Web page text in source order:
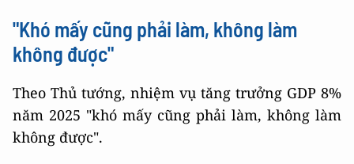
"Khó mấy cũng phải làm, không làm
không được"
Theo Thủ tướng, nhiệm vụ tăng trưởng GDP 8%
năm 2025 "khó mấy cũng phải làm, không làm
không được".